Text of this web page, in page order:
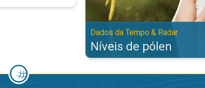
Dados da Tempo & Radar
Níveis de pólen